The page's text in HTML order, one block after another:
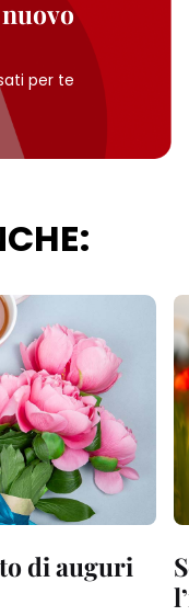
per te
di auguri